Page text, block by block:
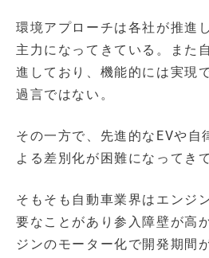
環境アプローチは各社が推進
主力になってきている。また
進しており、機能的には実現
過言ではない。
その一方で、先進的なEVや自
よる差別化が困難になってき
そもそも自動車業界はエンジ
要なことがあり参入障壁が高
ジンのモーター化で開発期間